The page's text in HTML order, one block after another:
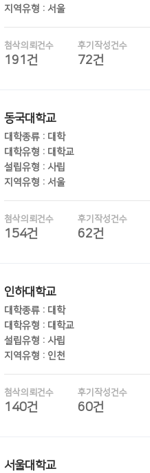
지역유형 : 서울
첨삭의뢰건수
191건
후기작성건수
72건
동국대학교
대학종류 : 대학
대학유형 : 대학교
설립유형 : 사립
지역유형 : 서울
첨삭의뢰건수
154건
후기작성건수
62건
인하대학교
대학종류 : 대학
대학유형 : 대학교
설립유형 : 사립
지역유형 : 인천
첨삭의뢰건수
140건
후기작성건수
60건
서울대학교